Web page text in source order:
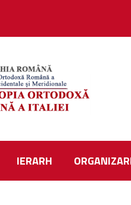
IERARH